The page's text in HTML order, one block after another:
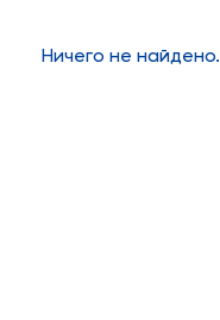
Ничего не найдено.